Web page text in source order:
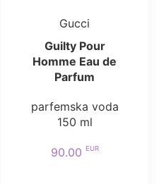
Gucci
Guilty Pour
Homme Eau de
Parfum
parfemska voda
150 ml
90.00 EUR